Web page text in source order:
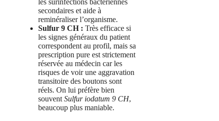
les surinfections bactériennes
secondaires et aide à
reminéraliser l’organisme.
Sulfur 9 CH : Très efficace si
les signes généraux du patient
correspondent au profil, mais sa
prescription pure est strictement
réservée au médecin car les
risques de voir une aggravation
transitoire des boutons sont
réels. On lui préfère bien
souvent Sulfur iodatum 9 CH,
beaucoup plus maniable.